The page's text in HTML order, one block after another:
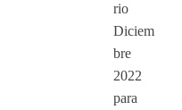
rio
Diciem
bre
2022
para